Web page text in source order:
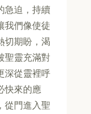
急迫，持續
我們像使徒
切期盼，渴
聖靈充滿對
深從靈裡呼
快來的應
從門進入聖